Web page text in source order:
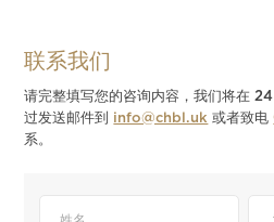
联系我们
请完整填写您的咨询内容，我们将在
过发送邮件到 info@chbl.uk 或者致电
系。